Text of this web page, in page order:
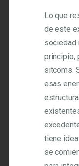
Lo que
de este
sociedad
principio,
sitcoms.
esas
tiene
se